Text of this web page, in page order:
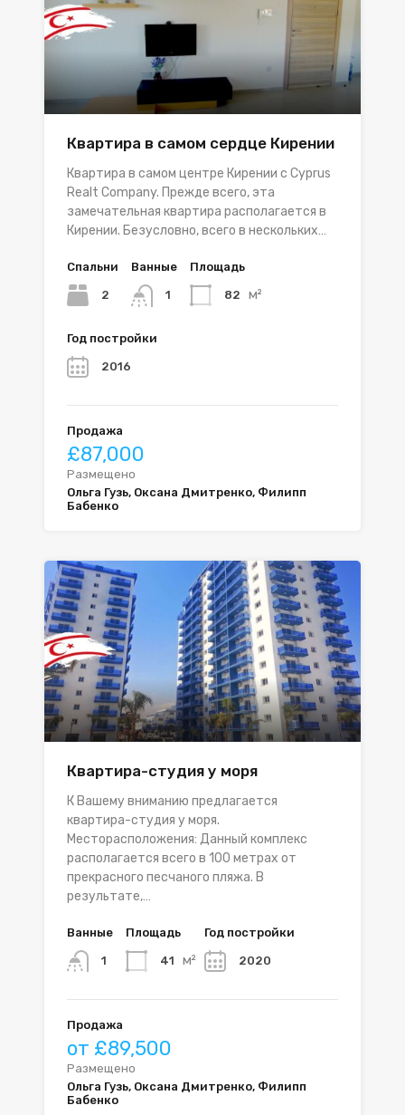
Квартира в самом сердце Кирении
Квартира в самом центре Кирении с Cyprus
Realt Company. Прежде всего, эта
замечательная квартира располагается в
Кирении. Безусловно, всего в нескольких…
Спальни
2
Ванные
1
Площадь
82 м²
Год постройки
2016
Продажа
£87,000
Размещено
Ольга Гузь, Оксана Дмитренко, Филипп
Бабенко
Квартира-студия у моря
К Вашему вниманию предлагается
квартира-студия у моря.
Месторасположения: Данный комплекс
располагается всего в 100 метрах от
прекрасного песчаного пляжа. В
результате,…
Ванные
1
Площадь
41 м²
Год постройки
2020
Продажа
от £89,500
Размещено
Ольга Гузь, Оксана Дмитренко, Филипп
Бабенко